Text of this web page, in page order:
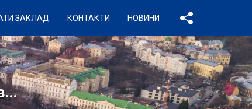
ЗАКЛАД КОНТАКТИ НОВИНИ